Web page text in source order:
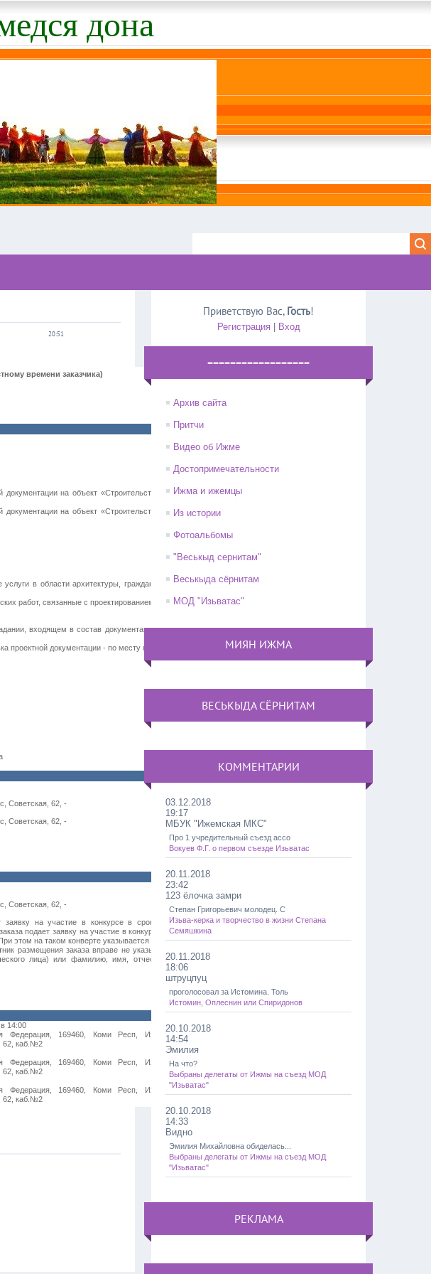
дона
20:51
времени заказчика)
документации на объект «Строительство детского сада на 100
на объект «Строительство детского сада на 100
в области архитектуры, гражданского и промышленного
работ, связанные с проектированием зданий
входящем в состав документации об аукционе (раздел 3
проектной документации - по месту нахождения Исполнителя
Советская, 62, -
Советская, 62, -
Советская, 62, -
заявку на участие в конкурсе в срок и по форме, которые
подает заявку на участие в конкурсе в письменной форме
этом на таком конверте указывается наименование открытого
размещения заказа вправе не указывать на таком конверте
лица) или фамилию, имя, отчество, сведения о месте
14:00
Федерация, 169460, Коми Респ, Ижемский р-н, Ижма с,
62, каб.№2
Федерация, 169460, Коми Респ, Ижемский р-н, Ижма с,
62, каб.№2
Федерация, 169460, Коми Респ, Ижемский р-н, Ижма с,
62, каб.№2
Приветствую Вас, Гость!
Регистрация| Вход
==================
Архив сайта
Притчи
Видео об Ижме
Достопримечательности
Ижма и ижемцы
Из истории
Фотоальбомы
"Веськыд сернитам"
Веськыда сёрнитам
МОД "Изьватас"
МИЯН ИЖМА
ВЕСЬКЫДА СЁРНИТАМ
КОММЕНТАРИИ
03.12.2018
19:17
МБУК "Ижемская МКС"
Про 1 учредительный съезд ассо
Вокуев Ф.Г. о первом съезде Изьватас
20.11.2018
23:42
123 ёлочка замри
Степан Григорьевич молодец. С
Изьва-керка и творчество в жизни Степана
Семяшкина
20.11.2018
18:06
штруцпуц
проголосовал за Истомина. Толь
Истомин, Оплеснин или Спиридонов
20.10.2018
14:54
Эмилия
На что?
Выбраны делегаты от Ижмы на съезд МОД
"Изьватас"
20.10.2018
14:33
Видно
Эмилия Михайловна обиделась...
Выбраны делегаты от Ижмы на съезд МОД
"Изьватас"
РЕКЛАМА